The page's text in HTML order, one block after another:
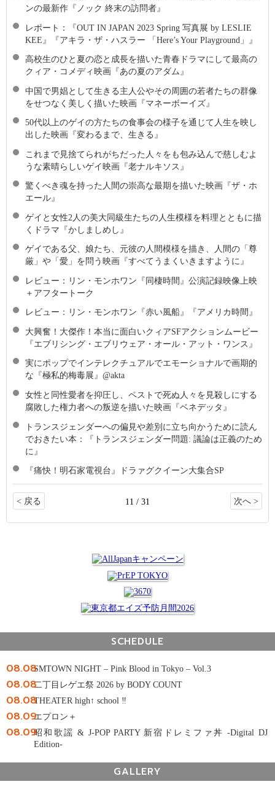
ンの最新作『ノック 終末の訪問者』
レポート：『OUT IN JAPAN 2023 Spring 写真展 by LESLIE
KEE』『アキラ・ザ・ハスラー 「Here’s Your Playground」』
高校生のひと夏の恋と成長を描いた青春ドラマにして最高の
クィア・コメディ映画『あの夏のアダム』
中国で男娼として生きる主人公やその周囲の若者たちの群像
をせつなく美しく描いた映画『マネーボーイズ』
50代以上のゲイの方たちの食事会の様子を通じて人生を映し
出した映画『変わるまで、生きる』
これまで見捨てられがちだった人々をも包み込んで慈しむよ
うな素晴らしいゲイ映画『老ナルキソス』
驚くべき魂を持った人間の崇高な最期を描いた映画『ザ・ホ
エール』
ゲイと女性2人の美大同級生たちの人生模様を料理とともに描
くドラマ『かしましめし』
ゲイである父、娘たち、元彼の人間模様を描き、人間の「尊
厳」や「愛」を問う映画『すべてうまくいきますように』
レビュー：リン・モンホワン『同棲時間』公演記録映像上映
＋アフタートーク
レビュー：リン・モンホワン『赤い風船』『アメリカ時間』
大興奮！大傑作！本当に面白いクィアSFアクションムービー
『エブリシング・エブリウェア・オール・アット・ワンス』
実にポップでインテレクチュアルでエモーショナルで画期的
な『極私的梅毒展』@akta
女性と同性愛者を抑圧し、ペストで死ぬ人々を見殺しにする
腐敗した権力者への叛逆を描いた映画『ベネデッタ』
トランスジェンダーへの偏見や差別に立ち向かうために読ん
でおきたい本：『トランスジェンダー問題: 議論は正義のため
に』
『痛快！明石家電視台』ドラァグクイーン大集合SP
< 戻る 11 / 31 次へ >
SCHEDULE
08.08SMTOWN NIGHT – Pink Blood in Tokyo – Vol.3
08.08二丁目レゲエ祭 2026 by BODY COUNT
08.08THEATER high↑ school ‼
08.09エプロン＋
08.09昭和歌謡 & J-POP PARTY 新宿ドレミファ丼 -Digital DJ
Edition-
GALLERY